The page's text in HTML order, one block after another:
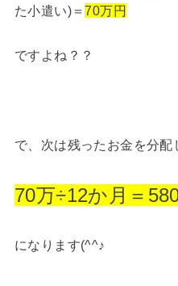
た小遣い)＝70万円
ですよね？？
で、次は残ったお金を分配
70万÷12か月＝
になります(^^♪